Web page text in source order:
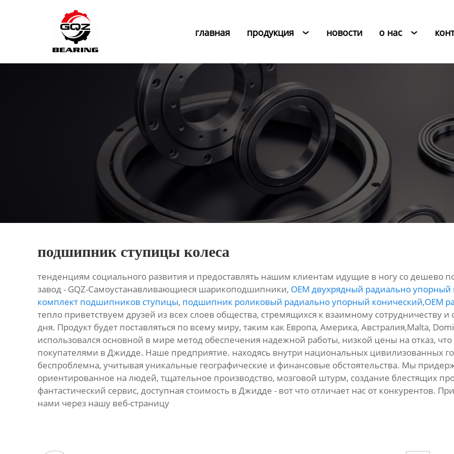
главная продукция  новости о нас 
Новости
подшипник ступицы колеса
тенденциям социального развития и предоставлять нашим клиентам идущие в ногу со дешево
завод - GQZ-Самоустанавливающиеся шарикоподшипники, OEM двухрядный радиально
комплект подшипников ступицы, подшипник роликовый радиально упорный конический,OEM
тепло приветствуем друзей из всех слоев общества, стремящихся к взаимному сотрудничеству
дня. Продукт будет поставляться по всему миру, таким как Европа, Америка, Австралия,Malta,
использовался основной в мире метод обеспечения надежной работы, низкой цены на отказ,
покупателями в Джидде. Наше предприятие. находясь внутри национальных цивилизованных
беспроблемна, учитывая уникальные географические и финансовые обстоятельства. Мы
ориентированное на людей, тщательное производство, мозговой штурм, создание блестящих
фантастический сервис, доступная стоимость в Джидде - вот что отличает нас от конкурентов.
нами через нашу веб-страницу